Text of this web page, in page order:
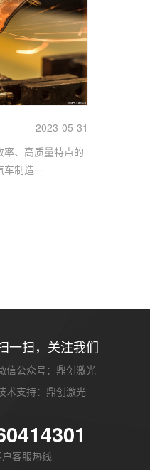
2023-05-31
、高质量特点的
制造···
一扫，关注我们
信公众号：鼎创激光
术支持： 鼎创激光
客服热线